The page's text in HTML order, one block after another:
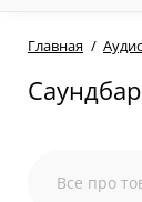
Главная
Все про